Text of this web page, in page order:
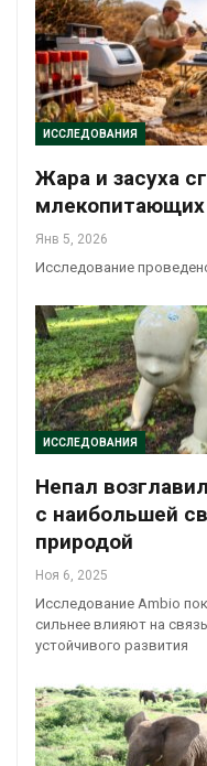
ИССЛЕДОВАНИЯ
Жара и засуха
млекопитающих
Янв 5, 2026
Исследование
ИССЛЕДОВАНИЯ
Непал
с наибольшей
природой
Ноя 6, 2025
Исследование Ambio
сильнее влияют на
устойчивого развития